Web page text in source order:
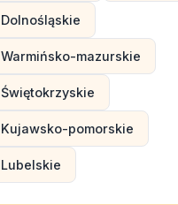
Dolnośląskie
Warmińsko-mazurskie
Świętokrzyskie
Kujawsko-pomorskie
Lubelskie